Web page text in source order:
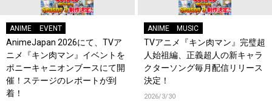
ANIME EVENT
AnimeJapan 2026にて、TVア
ニメ『キン肉マン』イベントを
ポニーキャニオンブースにて開
催！ステージのレポートが到
着！
ANIME MUSIC
TVアニメ『キン肉マン』完璧超
人始祖編、正義超人の新キャラ
クターソング毎月配信リリース
決定！
2026/3/30